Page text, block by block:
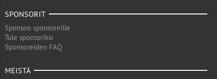
SPONSORIT
Sponsoo sponsoreille
Tule sponsoriksi
Sponsoreiden FAQ
MEISTÄ